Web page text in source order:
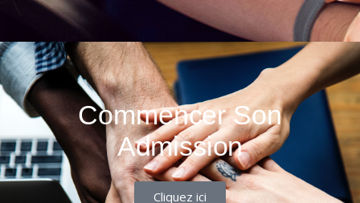
Commencer Son
Admission
Cliquez ici